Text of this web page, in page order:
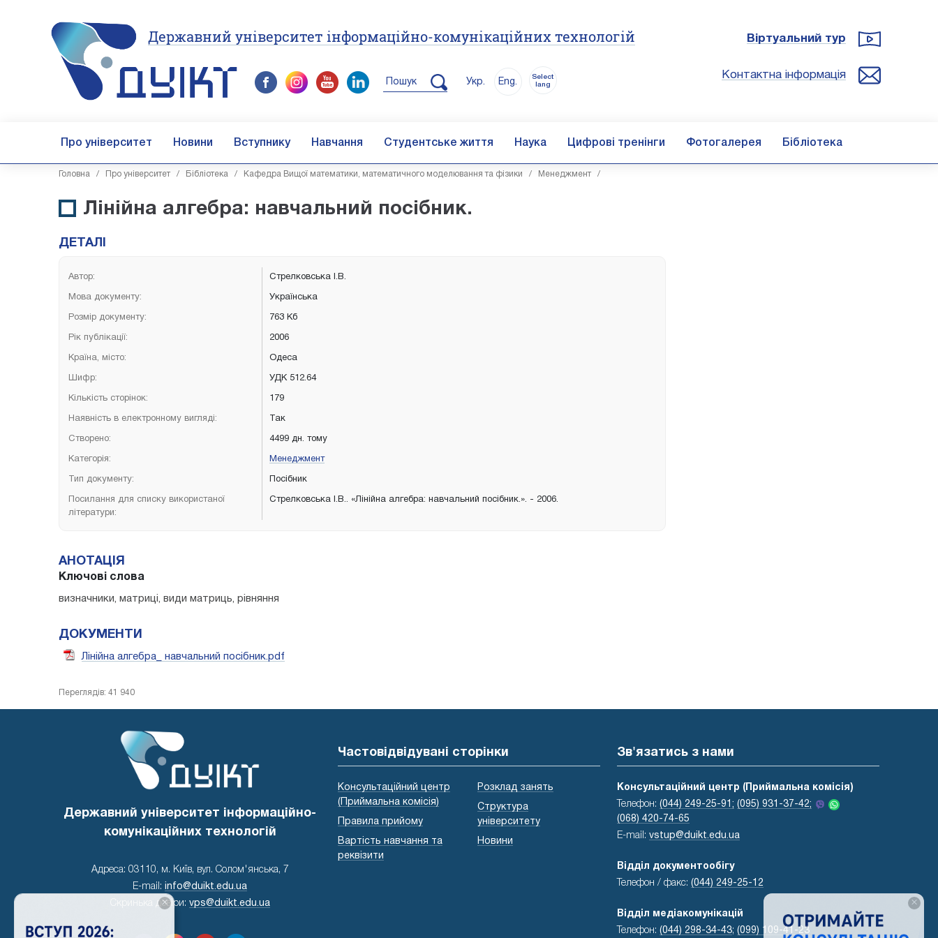
Державний університет інформаційно-комунікаційних технологій
Пошук Укр. Eng.
Select
lang
Віртуальний тур
Контактна інформація
Про університет Новини Вступнику Навчання Студентське життя Наука Цифрові тренінги Фотогалерея Бібліотека
Головна / Про університет/ Бібліотека / Кафедра Вищої математики, математичного моделювання та фізики / Менеджмент/
Лінійна алгебра: навчальний посібник.
ДЕТАЛІ
Автор: Стрелковська І.В.
Мова документу: Українська
Розмір документу: 763 Кб
Рік публікації: 2006
Країна, місто: Одеса
Шифр: УДК 512.64
Кількість сторінок: 179
Наявність в електронному вигляді: Так
Створено: 4499 дн. тому
Категорія: Менеджмент
Тип документу: Посібник
Посилання для списку використаної
літератури:
Стрелковська І.В.. «Лінійна алгебра: навчальний посібник.». - 2006.
АНОТАЦІЯ
Ключові слова
визначники, матриці, види матриць, рівняння
ДОКУМЕНТИ
Лінійна алгебра_ навчальний посібник.pdf
Переглядів: 41 940
Державний університет інформаційно-
комунікаційних технологій
Адреса: 03110, м. Київ, вул. Солом'янська, 7
E-mail: info@duikt.edu.ua
Скринька довіри: vps@duikt.edu.ua
Частовідвідувані сторінки
Консультаційний центр
(Приймальна комісія)
Правила прийому
Вартість навчання та
реквізити
Розклад занять
Структура
університету
Новини
Зв'язатись з нами
Консультаційний центр (Приймальна комісія)
Телефон: (044) 249-25-91; (095) 931-37-42;
(068) 420-74-65
E-mail: vstup@duikt.edu.ua
Відділ документообігу
Телефон / факс: (044) 249-25-12
Відділ медіакомунікацій
Телефон: (044) 298-34-43; (099) 109-41-23
×
×